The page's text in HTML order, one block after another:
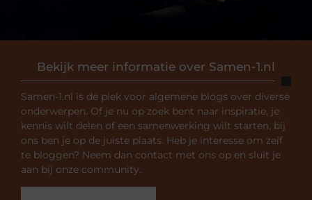
Bekijk meer informatie over Samen-1.nl
Samen-1.nl is dé plek voor algemene blogs over diverse
onderwerpen. Of je nu op zoek bent naar inspiratie, je
kennis wilt delen of een samenwerking wilt starten, bij
ons ben je op de juiste plaats. Heb je interesse om zelf
te bloggen? Neem dan contact met ons op en sluit je
aan bij onze community.